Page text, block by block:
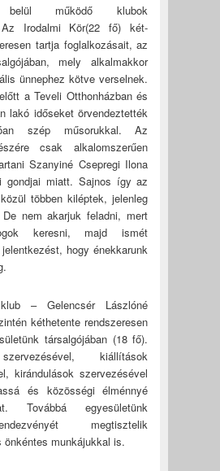
belül működő klubok
Az Irodalmi Kör(22 fő) két-
tartja foglalkozásait, az
mely alkalmakkor
ünnephez kötve verselnek.
a Teveli Otthonházban és
lakó időseket örvendeztették
szép műsorukkal. Az
csak alkalomszerűen
Szanyiné Csepregi Ilona
gondjai miatt. Sajnos így az
többen kiléptek, jelenleg
nem akarjuk feladni, mert
keresni, majd ismét
hogy énekkarunk
– Gelencsér Lászlóné
kéthetente rendszeresen
társalgójában (18 fő).
kiállítások
kirándulások szervezésével
és közösségi élménnyé
Továbbá egyesületünk
megtisztelik
önkéntes munkájukkal is.